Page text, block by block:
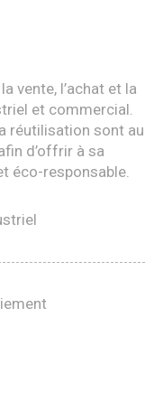
vente, l’achat et la
et commercial.
réutilisation sont au
d’offrir à sa
éco-responsable.